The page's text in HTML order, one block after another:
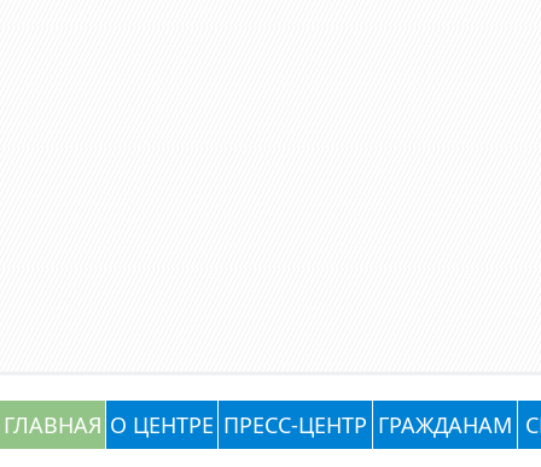
ГЛАВНАЯ О ЦЕНТРЕ ПРЕСС-ЦЕНТР ГРАЖДАНАМ